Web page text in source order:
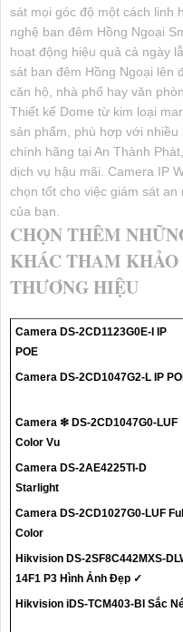
sát mọi góc độ một cách linh
nghệ ban đêm Hồng Ngoại
hoạt động hiệu quả cả ngày
sát ban đêm Hồng Ngoại lên
căn hộ, nhà phố hay văn
Thiết kế Dome từ kim loại
sản phẩm, phù hợp với
chính hãng tại An Thành
dịch vụ hậu mãi. Camera IP
chọn tốt cho việc giám sát
của bạn.
CHỌN THÊM
KHÁC THAM
THƯƠNG HIỆU
Camera DS-2CD1123G0E-I IP
POE
Camera DS-2CD1047G2-L IP
Camera ❇ DS-2CD1047G0-LUF
Color Vu
Camera DS-2AE4225TI-D
Starlight
Camera DS-2CD1027G0-LUF
Color
Hikvision DS-2SF8C442MXS-
14F1 P3 Hình Ảnh Đẹp ✓
Hikvision iDS-TCM403-BI Sắc